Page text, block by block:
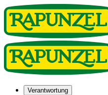
Verantwortung